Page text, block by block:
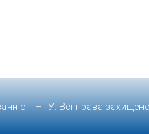
ТНТУ. Всі права